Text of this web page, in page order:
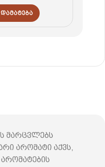
მარცვლებს
არომატი აქვს,
არომატების